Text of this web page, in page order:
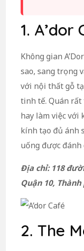
1. A’dor
Không gian
sao, sang trọng
với nội thất gỗ
tinh tế. Quán
hay làm việc với
kính tạo đủ ánh
uống được đánh
Địa chỉ: 118
Quận 10,
2. The